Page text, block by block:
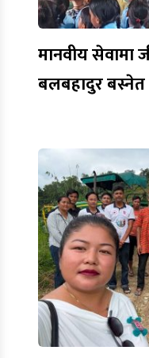
मानवीय सेवामा
बलबहादुर बस्नेत